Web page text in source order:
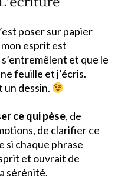
poser sur papier
esprit est
et que le
feuille et j’écris.
un dessin.
ce qui pèse, de
de clarifier ce
si chaque phrase
et ouvrait de
sérénité.